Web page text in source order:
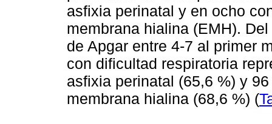
asfixia perinatal y en ocho
membrana hialina (EMH).
de Apgar entre 4-7 al primer
con dificultad respiratoria
asfixia perinatal (65,6 %) y
membrana hialina (68,6 %) (